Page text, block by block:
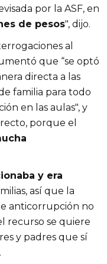
por la ASF, en
de pesos", dijo.
al
que “se optó
directa a las
familia para todo
en las aulas", y
porque el
y era
así que la
anticorrupción no
recurso se quiere
y padres que sí